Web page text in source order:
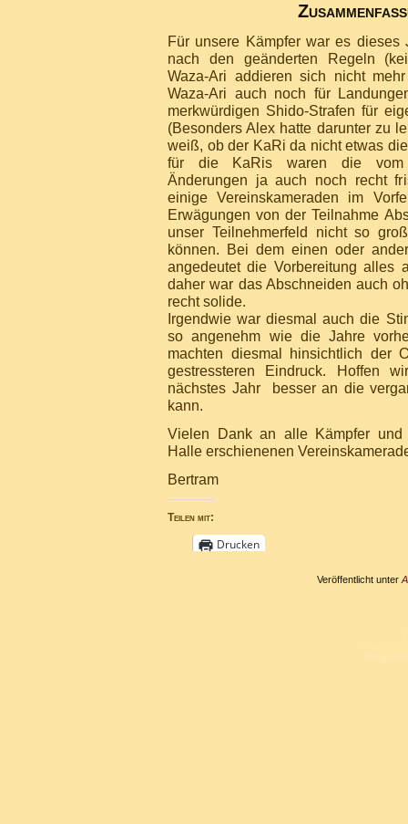
Für unsere Kämpfer war es dieses
nach den geänderten Regeln
Waza-Ari addieren sich nicht
Waza-Ari auch noch für
merkwürdigen Shido-Strafen für
(Besonders Alex hatte darunter zu
weiß, ob der KaRi da nicht etwas
für die KaRis waren die vom
Änderungen ja auch noch recht
einige Vereinskameraden im
Erwägungen von der Teilnahme
unser Teilnehmerfeld nicht so
können. Bei dem einen oder
angedeutet die Vorbereitung alles
daher war das Abschneiden auch
recht solide.
Irgendwie war diesmal auch die
so angenehm wie die Jahre
machten diesmal hinsichtlich der
gestressteren Eindruck. Hoffen
nächstes Jahr besser an die
kann.
Vielen Dank an alle Kämpfer
Halle erschienenen
Bertram
Teilen mit:
Drucken
Veröffentlicht unter